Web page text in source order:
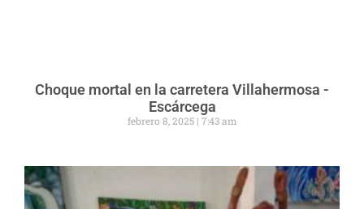
Choque mortal en la carretera Villahermosa -
Escárcega
febrero 8, 2025 7:43 am